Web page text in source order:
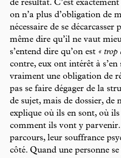
de résultat. C’est
on n’a plus d’obligation de
nécessaire de se
même dire qu’il ne vaut
s’entend dire qu’on est « trop
contre, eux ont intérêt à
vraiment une obligation de
pas se faire dégager de la
de sujet, mais de dossier, de
explique où ils en sont, où
comment ils vont y
parcours, leur souffrance
côté. Quand une personne